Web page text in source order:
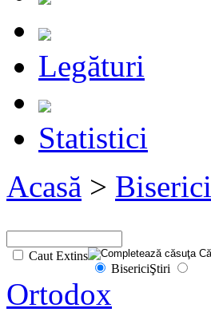
Legături
Statistici
Acasă > Biserici
Caut Extins
BisericiŞtiri
Ortodox